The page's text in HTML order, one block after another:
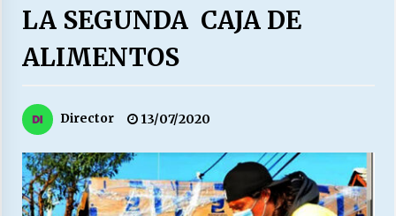
“ORGULLOSOS DE SER DC” SALUDA EL
27/07/2026
LABORAL:
Escuela hospitalaria El Carmen de Maipu.
25/06/2026
LA SEGUNDA CAJA DE
ALIMENTOS
Director 13/07/2020